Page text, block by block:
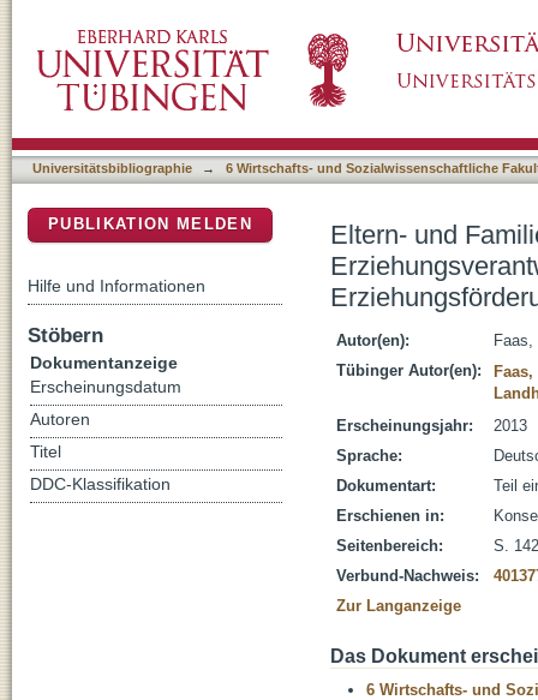
sozialer Teilhabe und frühkindlicher
Universitätsbibliographie → 6 Wirtschafts- und Sozialwissenschaftliche
Eltern- und
Autor(en):
Tübinger Autor(en):
Erscheinungsjahr:
2013
Sprache:
Dokumentart:
Teil
Erschienen in:
Seitenbereich:
S.
Verbund-Nachweis:
Zur Langanzeige
Das Dokument
6 Wirtschafts- und
PUBLIKATION MELDEN
Hilfe und Informationen
Stöbern
Dokumentanzeige
Erscheinungsdatum
Autoren
Titel
DDC-Klassifikation